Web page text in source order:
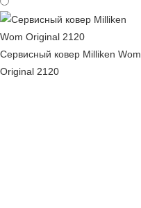
Сервисный ковер Milliken Wom
Original 2120